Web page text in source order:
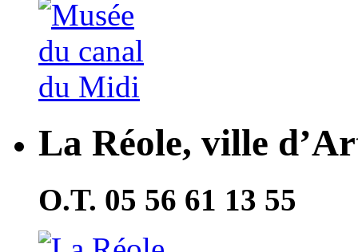
La Réole, ville
O.T. 05 56 61 13 55